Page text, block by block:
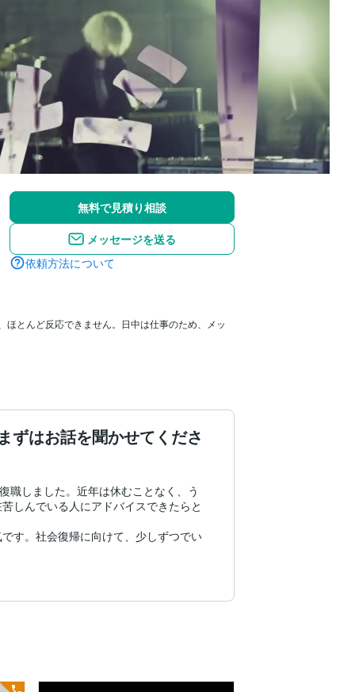
無料で見積り相談
メッセージを送る
依頼方法について
とんど反応できません。日中は仕事のため、メッ
ずはお話を聞かせてくださ
職しました。近年は休むことなく、う
しんでいる人にアドバイスできたらと
す。社会復帰に向けて、少しずつでい